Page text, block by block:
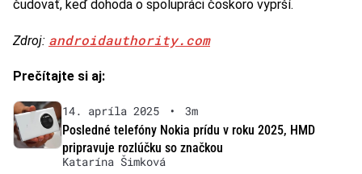
čudovať, keď dohoda o spolupráci čoskoro vyprší.
Zdroj: androidauthority.com
Prečítajte si aj:
14. apríla 2025 •
3m
Posledné telefóny Nokia prídu v roku 2025, HMD
pripravuje rozlúčku so značkou
Katarína Šimková